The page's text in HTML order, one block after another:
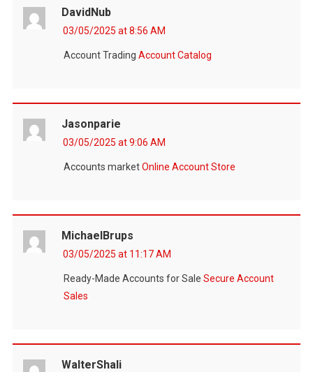
DavidNub
03/05/2025 at 8:56 AM
Account Trading Account Catalog
Jasonparie
03/05/2025 at 9:06 AM
Accounts marketOnline Account Store
MichaelBrups
03/05/2025 at 11:17 AM
Ready-Made Accounts for Sale Secure Account
Sales
WalterShali